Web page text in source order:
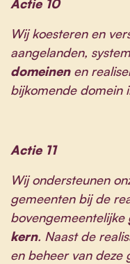
Actie 10
Wij koesteren en
aangelanden,
domeinenen
bijkomende domein
Actie 11
Wij ondersteunen
gemeenten bij de
bovengemeentelijke
kern. Naast de
en beheer van deze